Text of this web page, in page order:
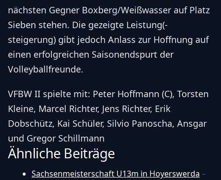
nächsten Gegner Boxberg/Weißwasser auf Platz
Sieben stehen. Die gezeigte Leistung(-
steigerung) gibt jedoch Anlass zur Hoffnung auf
einen erfolgreichen Saisonendspurt der
Volleyballfreunde.
VFBW II spielte mit: Peter Hoffmann (C), Torsten
Kleine, Marcel Richter, Jens Richter, Erik
Dobschütz, Kai Schüler, Silvio Panoscha, Ansgar
und Gregor Schillmann
Ähnliche Beiträge
Sachsenmeisterschaft U13m in Hoyerswerda –